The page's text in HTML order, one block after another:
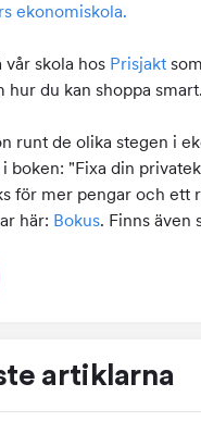
ekonomiskola.
skola hos Prisjakt
hur du kan shoppa smart.
runt de olika stegen i
boken: "Fixa din
för mer pengar och ett
här: Bokus. Finns även
artiklarna